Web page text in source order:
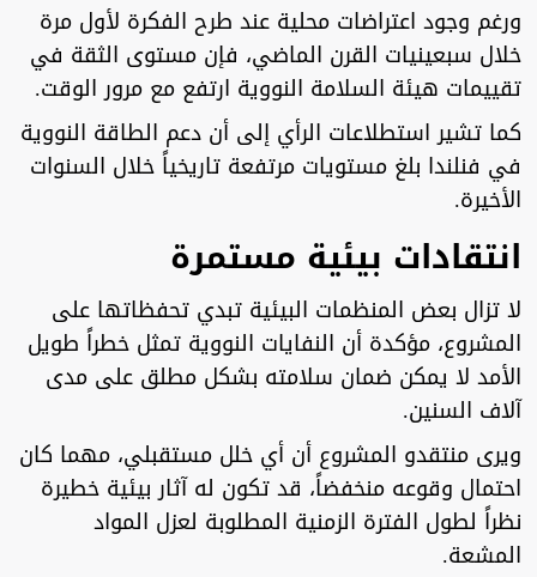
ورغم وجود اعتراضات محلية عند طرح الفكرة لأول مرة
خلال سبعينيات القرن الماضي، فإن مستوى الثقة في
تقييمات هيئة السلامة النووية ارتفع مع مرور الوقت.
كما تشير استطلاعات الرأي إلى أن دعم الطاقة النووية
في فنلندا بلغ مستويات مرتفعة تاريخياً خلال السنوات
الأخيرة.
انتقادات بيئية مستمرة
لا تزال بعض المنظمات البيئية تبدي تحفظاتها على
المشروع، مؤكدة أن النفايات النووية تمثل خطراً طويل
الأمد لا يمكن ضمان سلامته بشكل مطلق على مدى
آلاف السنين.
ويرى منتقدو المشروع أن أي خلل مستقبلي، مهما كان
احتمال وقوعه منخفضاً، قد تكون له آثار بيئية خطيرة
نظراً لطول الفترة الزمنية المطلوبة لعزل المواد
المشعة.